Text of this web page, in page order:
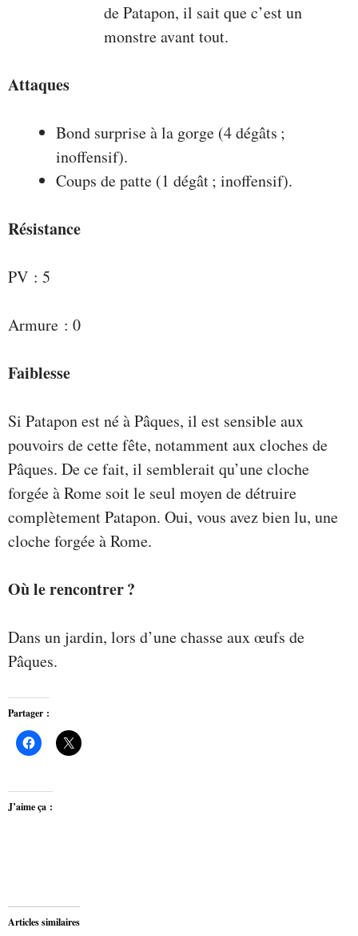
de Patapon, il sait que c’est un
monstre avant tout.
Attaques
Bond surprise à la gorge (4 dégâts ;
inoffensif).
Coups de patte (1 dégât ; inoffensif).
Résistance
PV : 5
Armure : 0
Faiblesse
Si Patapon est né à Pâques, il est sensible aux
pouvoirs de cette fête, notamment aux cloches de
Pâques. De ce fait, il semblerait qu’une cloche
forgée à Rome soit le seul moyen de détruire
complètement Patapon. Oui, vous avez bien lu, une
cloche forgée à Rome.
Où le rencontrer ?
Dans un jardin, lors d’une chasse aux œufs de
Pâques.
Partager :
J’aime ça :
Articles similaires